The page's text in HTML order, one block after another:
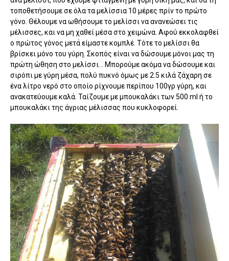
τοποθετήσουμε σε όλα τα μελίσσια 10 μέρες πρίν το πρώτο
γόνο. Θέλουμε να ωθήσουμε το μελίσσι να ανανεώσει τις
μέλισσες, και να μη χαθεί μέσα στο χειμώνα. Αφού εκκολαφθεί
ο πρώτος γόνος μετά είμαστε κομπλέ. Τότε το μελίσσι θα
βρίσκει μόνο του γύρη. Σκοπός είναι να δώσουμε μόνοι μας τη
πρώτη ώθηση στο μελίσσι... Μπορούμε ακόμα να δώσουμε και
σιρόπι με γύρη μέσα, πολύ πυκνό όμως με 2.5 κιλά ζάχαρη σε
ένα λίτρο νερό στο οποίο ρίχνουμε περίπου 100γρ γύρη, και
ανακατεύουμε καλά. Ταίζουμε με μπουκαλάκι των 500 ml ή το
μπουκαλάκι της άγριας μέλισσας που κυκλοφορεί.